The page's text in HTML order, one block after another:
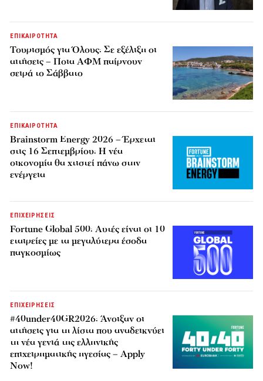
ΕΠΙΚΑΙΡΟΤΗΤΑ
Τουρισμός για Όλους: Σε εξέλιξη οι
αιτήσεις – Ποια ΑΦΜ παίρνουν
σειρά το Σάββατο
ΕΠΙΚΑΙΡΟΤΗΤΑ
Brainstorm Energy 2026 – Έρχεται
στις 16 Σεπτεμβρίου: Η νέα
οικονομία θα χτιστεί πάνω στην
ενέργεια
ΕΠΙΧΕΙΡΗΣΕΙΣ
Fortune Global 500: Αυτές είναι οι 10
εταιρείες με τα μεγαλύτερα έσοδα
παγκοσμίως
ΕΠΙΧΕΙΡΗΣΕΙΣ
#40under40GR2026: Άνοιξαν οι
αιτήσεις για τη λίστα που αναδεικνύει
τη νέα γενιά της ελληνικής
επιχειρηματικής ηγεσίας – Apply
Now!